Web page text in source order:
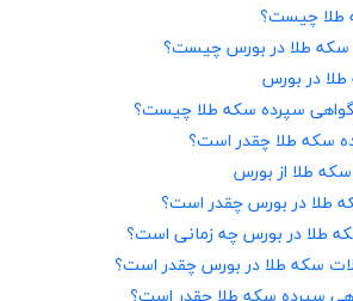
طلا چیست؟
سکه طلا در بورس چیست؟
در بورس
سپرده سکه طلا چیست؟
سکه طلا چقدر است؟
طلا از بورس
طلا در بورس چقدر است؟
طلا در بورس چه زمانی است؟
سکه طلا در بورس چقدر است؟